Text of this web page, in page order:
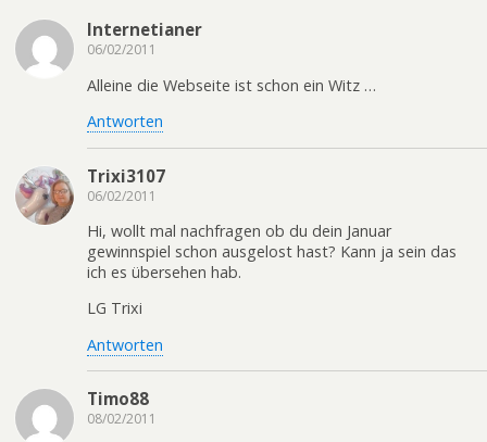
Internetianer
06/02/2011
Alleine die Webseite ist schon ein Witz …
Antworten
Trixi3107
06/02/2011
Hi, wollt mal nachfragen ob du dein Januar
gewinnspiel schon ausgelost hast? Kann ja sein das
ich es übersehen hab.
LG Trixi
Antworten
Timo88
08/02/2011